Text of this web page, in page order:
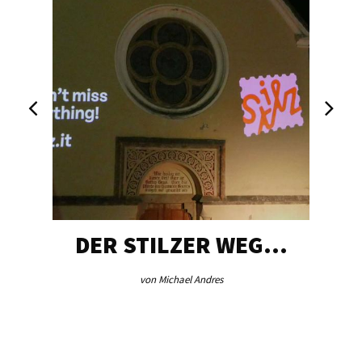
DER STILZER WEG…
von Michael Andres